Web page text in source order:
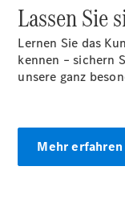
Lassen Sie
Lernen Sie das
kennen – sichern
unsere ganz
Mehr erfahren